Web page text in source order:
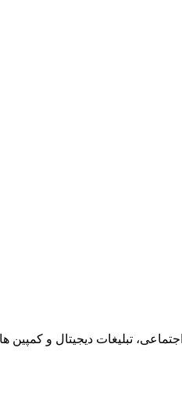
تبلیغات دیجیتال و کمپین